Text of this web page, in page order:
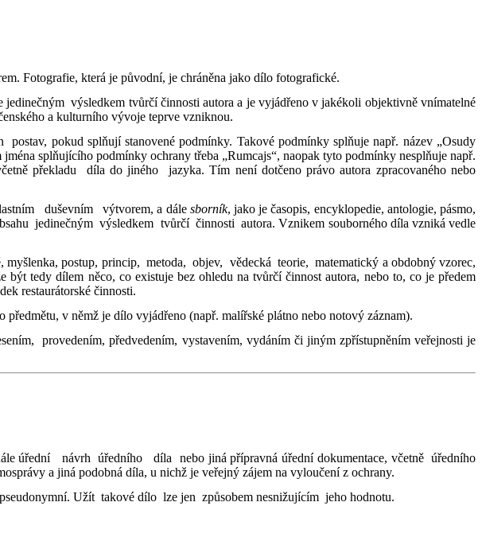
Fotografie, která je původní, je chráněna jako dílo fotografické.
jedinečným výsledkem tvůrčí činnosti autora a je vyjádřeno v jakékoli objektivně vnímatelné
a kulturního vývoje teprve vzniknou.
pokud splňují stanovené podmínky. Takové podmínky splňuje např. název „Osudy
splňujícího podmínky ochrany třeba „Rumcajs“, naopak tyto podmínky nesplňuje např.
překladu díla do jiného jazyka. Tím není dotčeno právo autora zpracovaného nebo
duševním výtvorem, a dále sborník, jako je časopis, encyklopedie, antologie, pásmo,
jedinečným výsledkem tvůrčí činnosti autora. Vznikem souborného díla vzniká vedle
postup, princip, metoda, objev, vědecká teorie, matematický a obdobný vzorec,
tedy dílem něco, co existuje bez ohledu na tvůrčí činnost autora, nebo to, co je předem
restaurátorské činnosti.
předmětu, v němž je dílo vyjádřeno (např. malířské plátno nebo notový záznam).
provedením, předvedením, vystavením, vydáním či jiným zpřístupněním veřejnosti je
úřední návrh úředního díla nebo jiná přípravná úřední dokumentace, včetně úředního
a jiná podobná díla, u nichž je veřejný zájem na vyloučení z ochrany.
Užít takové dílo lze jen způsobem nesnižujícím jeho hodnotu.